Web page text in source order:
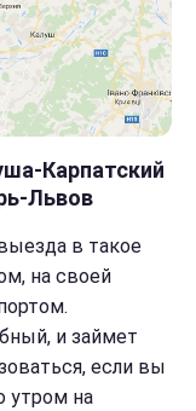
Карпатский
Львов
в такое
на своей
и займет
если вы
утром на